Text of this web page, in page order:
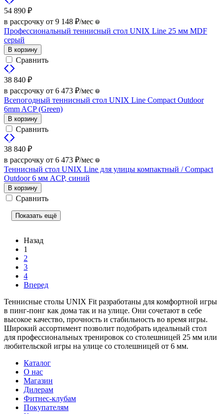
54 890 ₽
в рассрочку от 9 148 ₽/мес
Профессиональный теннисный стол UNIX Line 25 мм MDF
серый
В корзину
Сравнить
38 840 ₽
в рассрочку от 6 473 ₽/мес
Всепогодный теннисный стол UNIX Line Compact Outdoor
6mm ACP (Green)
В корзину
Сравнить
38 840 ₽
в рассрочку от 6 473 ₽/мес
Теннисный стол UNIX Line для улицы компактный / Compact
Outdoor 6 мм ACP, синий
В корзину
Сравнить
Показать ещё
Назад
1
2
3
4
Вперед
Теннисные столы UNIX Fit разработаны для комфортной игры
в пинг-понг как дома так и на улице. Они сочетают в себе
высокое качество, прочность и стабильность во время игры.
Широкий ассортимент позволит подобрать идеальный стол
для профессиональных тренировок со столешницей 25 мм или
любительской игры на улице со столешницей от 6 мм.
Каталог
О нас
Магазин
Дилерам
Фитнес-клубам
Покупателям